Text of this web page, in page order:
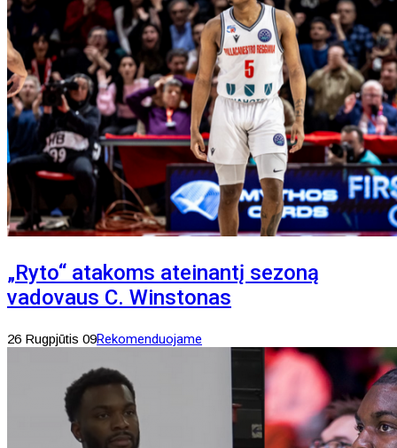
„Ryto“ atakoms ateinantį sezoną
vadovaus C. Winstonas
26 Rugpjūtis 09Rekomenduojame